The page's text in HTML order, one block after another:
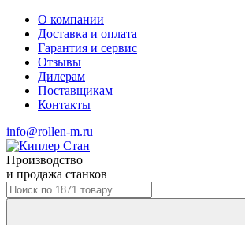
О компании
Доставка и оплата
Гарантия и сервис
Отзывы
Дилерам
Поставщикам
Контакты
info@rollen-m.ru
Производство
и продажа станков